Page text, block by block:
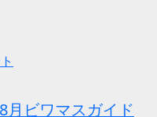
月ビワマスガイド